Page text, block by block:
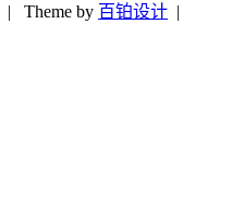
| Theme by 百铂设计 |